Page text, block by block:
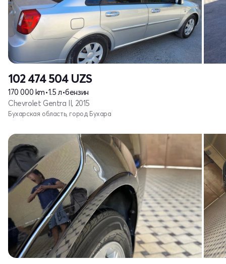
102 474 504 UZS
170 000 km•1.5 л•бензин
Chevrolet Gentra II, 2015
Бухарская область, город Бухара